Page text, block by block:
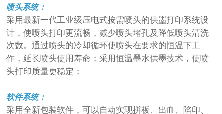
喷头系统：
采用最新一代工业级压电式按需喷头的供墨打印系统设
计，使喷头打印更流畅，减少喷头堵孔及降低喷头清洗
次数。通过喷头的冷却循环使喷头在要求的恒温下工
作，延长喷头使用寿命；采用恒温墨水供墨技术，使喷
头打印质量更稳定；
软件系统：
采用全新包装软件，可以自动实现拼板、出血、陷印、